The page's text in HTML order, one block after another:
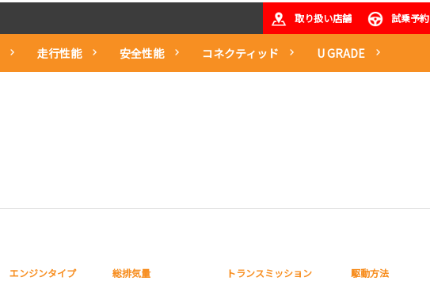
取り扱い店舗 試乗予約
走行性能 安全性能 コネクティッド U GRADE
エンジンタイプ 総排気量 トランスミッション 駆動方法